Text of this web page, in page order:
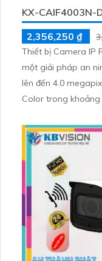
KX-CAIF4003N-
2,356,250 ₫
Thiết bị Camera IP
một giải pháp an
lên đến 4.0 megapixel. Với khả năng xem ban
Color trong
POE tiên tiến,